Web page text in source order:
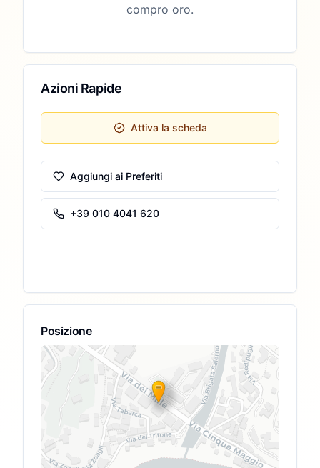
compro oro.
Azioni Rapide
Attiva la scheda
Aggiungi ai Preferiti
+39 010 4041 620
Posizione